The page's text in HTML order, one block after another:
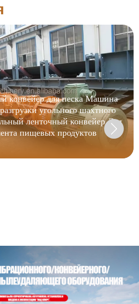
конвейер для песка Машина
угольного шахтного
ленточный конвейер Для
пищевых продуктов